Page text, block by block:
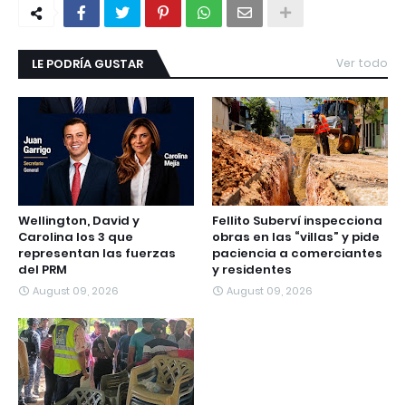
LE PODRÍA GUSTAR Ver todo
Wellington, David y
Carolina los 3 que
representan las fuerzas
del PRM
August 09, 2026
Fellito Suberví inspecciona
obras en las “villas” y pide
paciencia a comerciantes
y residentes
August 09, 2026